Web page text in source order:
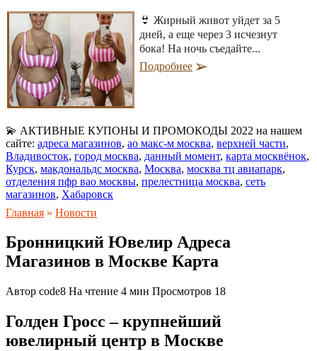
👙 Жирный живот уйдет за 5
дней, а еще через 3 исчезнут
бока! На ночь съедайте...
Подробнее
💫 АКТИВНЫЕ КУПОНЫ И ПРОМОКОДЫ 2022 на нашем
сайте: адреса магазинов, ао макс-м москва, верхней части,
Владивосток, город москва, данный момент, карта москвёнок,
Курск, макдональдс москва, Москва, москва тц авиапарк,
отделения пфр вао москвы, прелестница москва, сеть
магазинов, Хабаровск
Главная » Новости
Бронницкий Ювелир Адреса
Магазинов в Москве Карта
Автор code8 На чтение 4 мин Просмотров 18
Голден Гросс – крупнейший
ювелирный центр в Москве